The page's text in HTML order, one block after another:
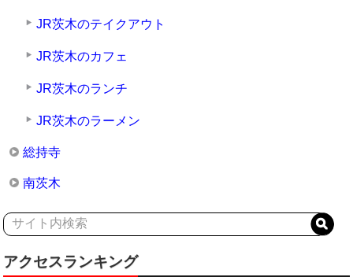
JR茨木のテイクアウト
JR茨木のカフェ
JR茨木のランチ
JR茨木のラーメン
総持寺
南茨木
アクセスランキング